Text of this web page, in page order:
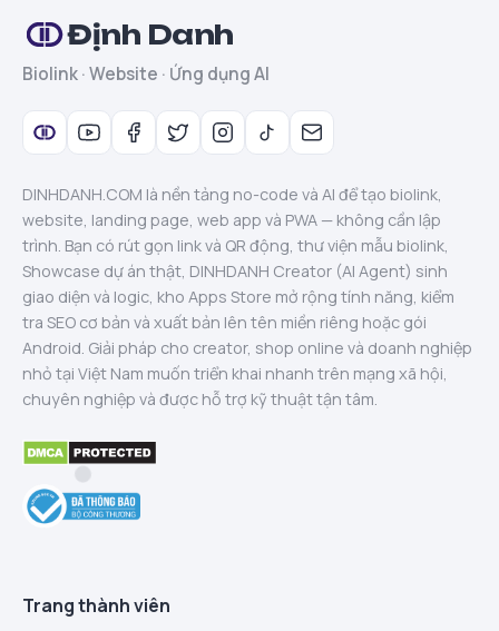
Định Danh
Biolink · Website · Ứng dụng AI
DINHDANH.COM là nền tảng no-code và AI để tạo biolink,
website, landing page, web app và PWA — không cần lập
trình. Bạn có rút gọn link và QR động, thư viện mẫu biolink,
Showcase dự án thật, DINHDANH Creator (AI Agent) sinh
giao diện và logic, kho Apps Store mở rộng tính năng, kiểm
tra SEO cơ bản và xuất bản lên tên miền riêng hoặc gói
Android. Giải pháp cho creator, shop online và doanh nghiệp
nhỏ tại Việt Nam muốn triển khai nhanh trên mạng xã hội,
chuyên nghiệp và được hỗ trợ kỹ thuật tận tâm.
Trang thành viên